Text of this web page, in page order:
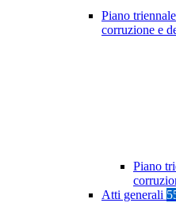
Piano
corruzione e
Piano
Atti generali